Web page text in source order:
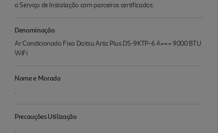
o Serviço de Instalação com parceiros certificados.
Denominação
Ar Condicionado Fixo Daitsu Artic Plus DS-9KTP-6 A+++ 9000 BTU
WiFi
Nome e Morada
.
Precauções Utilização
.